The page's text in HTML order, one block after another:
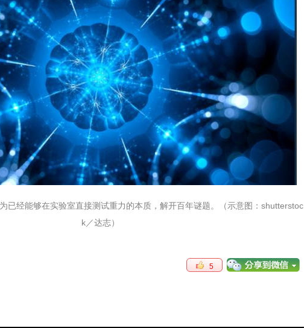
已经能够在实验室直接测试重力的本质，解开百年谜题。（示意图：shutterstoc
k／达志）
5